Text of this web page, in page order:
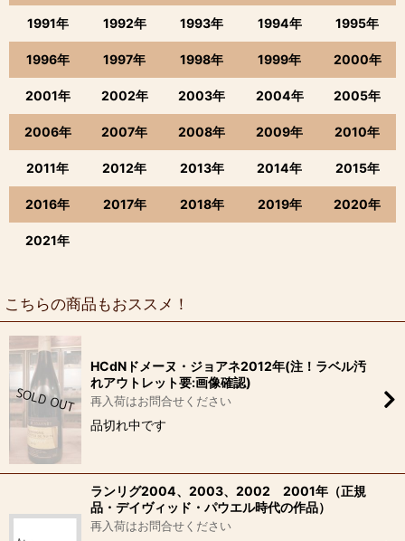
1991年 1992年 1993年 1994年 1995年
1996年 1997年 1998年 1999年 2000年
2001年 2002年 2003年 2004年 2005年
2006年 2007年 2008年 2009年 2010年
2011年 2012年 2013年 2014年 2015年
2016年 2017年 2018年 2019年 2020年
2021年
こちらの商品もおススメ！
HCdNドメーヌ・ジョアネ2012年(注！ラベル汚
れアウトレット要:画像確認)
再入荷はお問合せください
品切れ中です
ランリグ2004、2003、2002 2001年（正規
品・デイヴィッド・パウエル時代の作品）
再入荷はお問合せください